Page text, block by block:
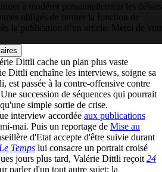
à modérer personnellement les débats
obligés de fermer la fonction de
la publication d’un article. Merci de
Dittli cache un plan plus vaste
Dittli enchaîne les interviews, soigne sa
est passée à la contre-offensive contre
succession de séquences qui pourrait
simple sortie de crise.
interview accordée aux publications
mai. Puis un reportage de Mise au
d'Etat accepte d'être suivie durant
Le Temps lui consacre un portrait croisé
jours plus tard, Valérie Dittli reçoit 24
parler d'un tout autre sujet: la